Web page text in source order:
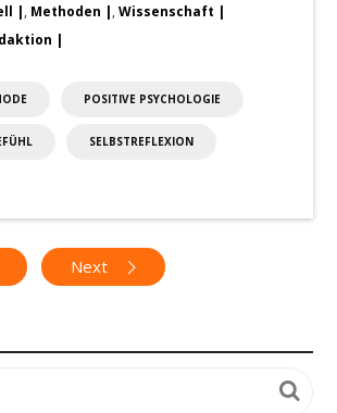
, Methoden , Wissenschaft
POSITIVE PSYCHOLOGIE
SELBSTREFLEXION
Next